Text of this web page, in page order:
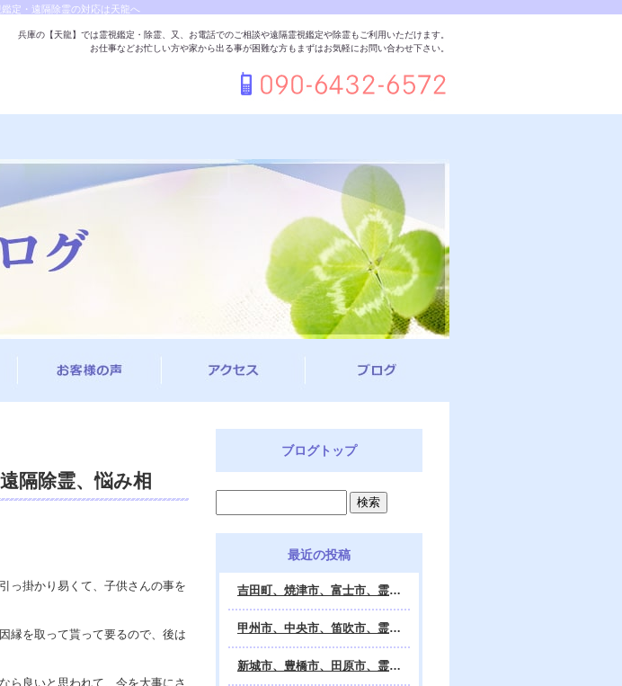
定・遠隔除霊の対応は天龍へ
兵庫の【天龍】では霊視鑑定・除霊、又、お電話でのご相談や遠隔霊視鑑定や除霊もご利用いただけます。
お仕事などお忙しい方や家から出る事が困難な方もまずはお気軽にお問い合わせ下さい。
隔除霊、悩み相
っ掛かり易くて、子供さんの事を
縁を取って貰って要るので、後は
ら良いと思われて、今を大事にさ
ブログトップ
最近の投稿
吉田町、焼津市、富士市、霊視鑑定 天龍・占いの館 Dahlia、対面・電話・オンライン鑑定、除霊、霊視鑑定、遠隔 除霊 口コミ、浄霊、交霊、祈祷、御祓い、四柱推命、姓名判断・九星気学・易・タロット・手相・数秘術・動物占い・姓名学・命運鑑定、開運、不安・苦痛・恐怖、悩み相談、スピリチュアルカウンセラー、ヒーリング、霊気治療、霊能力者、霊媒師、天龍知裕著、幸せを求めて、天の神様 VS 地獄の神様、宇宙の真理で未来は希望の光、この世で天国 あの世で天国、天龍知裕ブログ。
甲州市、中央市、笛吹市、霊視鑑定 天龍・占いの館 Dahlia、対面・電話・オンライン鑑定、除霊、霊視鑑定、遠隔 除霊 口コミ、浄霊、交霊、祈祷、御祓い、四柱推命、姓名判断・九星気学・易・タロット・手相・数秘術・動物占い・姓名学・命運鑑定、開運、不安・苦痛・恐怖、悩み相談、スピリチュアルカウンセラー、ヒーリング、霊気治療、霊能力者、霊媒師、天龍知裕著、幸せを求めて、天の神様 VS 地獄の神様、宇宙の真理で未来は希望の光、この世で天国 あの世で天国、天龍知裕ブログ。
新城市、豊橋市、田原市、霊視鑑定 天龍・占いの館 Dahlia、対面・電話・オンライン鑑定、除霊、霊視鑑定、遠隔 除霊 口コミ、浄霊、交霊、祈祷、御祓い、四柱推命、姓名判断・九星気学・易・タロット・手相・数秘術・動物占い・姓名学・命運鑑定、開運、不安・苦痛・恐怖、悩み相談、スピリチュアルカウンセラー、ヒーリング、霊能力者、霊媒師、天龍知裕著、幸せを求めて、天の神様 VS 地獄の神様、宇宙の真理で未来は希望の光、この世で天国 あの世で天国、天龍知裕ブログ。